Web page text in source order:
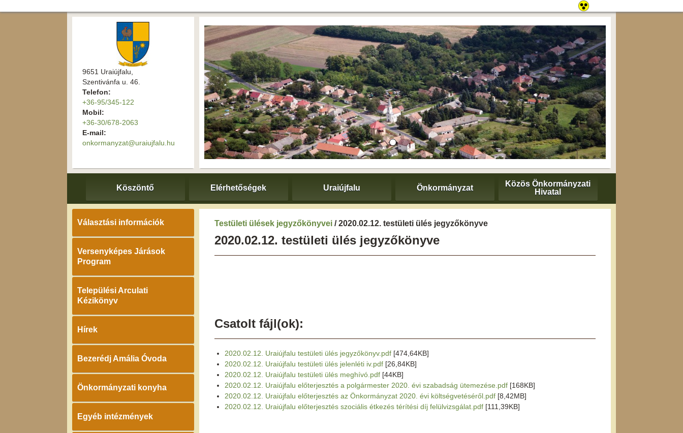
9651 Uraiújfalu,
Szentivánfa u. 46.
Telefon:
+36-95/345-122
Mobil:
+36-30/678-2063
E-mail:
onkormanyzat@uraiujfalu.hu
Köszöntő Elérhetőségek Uraiújfalu Önkormányzat
Közös Önkormányzati
Hivatal
Választási információk
Versenyképes Járások
Program
Települési Arculati
Kézikönyv
Hírek
Bezerédj Amália Óvoda
Önkormányzati konyha
Egyéb intézmények
Testületi ülések jegyzőkönyvei / 2020.02.12. testületi ülés jegyzőkönyve
2020.02.12. testületi ülés jegyzőkönyve
Csatolt fájl(ok):
2020.02.12. Uraiújfalu testületi ülés jegyzőkönyv.pdf [474,64KB]
2020.02.12. Uraiújfalu testületi ülés jelenléti iv.pdf [26,84KB]
2020.02.12. Uraiújfalu testületi ülés meghívó.pdf [44KB]
2020.02.12. Uraiújfalu előterjesztés a polgármester 2020. évi szabadság ütemezése.pdf [168KB]
2020.02.12. Uraiújfalu előterjesztés az Önkormányzat 2020. évi költségvetéséről.pdf [8,42MB]
2020.02.12. Uraiújfalu előterjesztés szociális étkezés térítési díj felülvizsgálat.pdf [111,39KB]